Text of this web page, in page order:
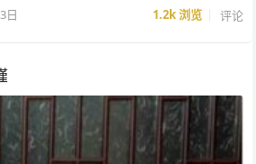
日 1.2k浏览 评论